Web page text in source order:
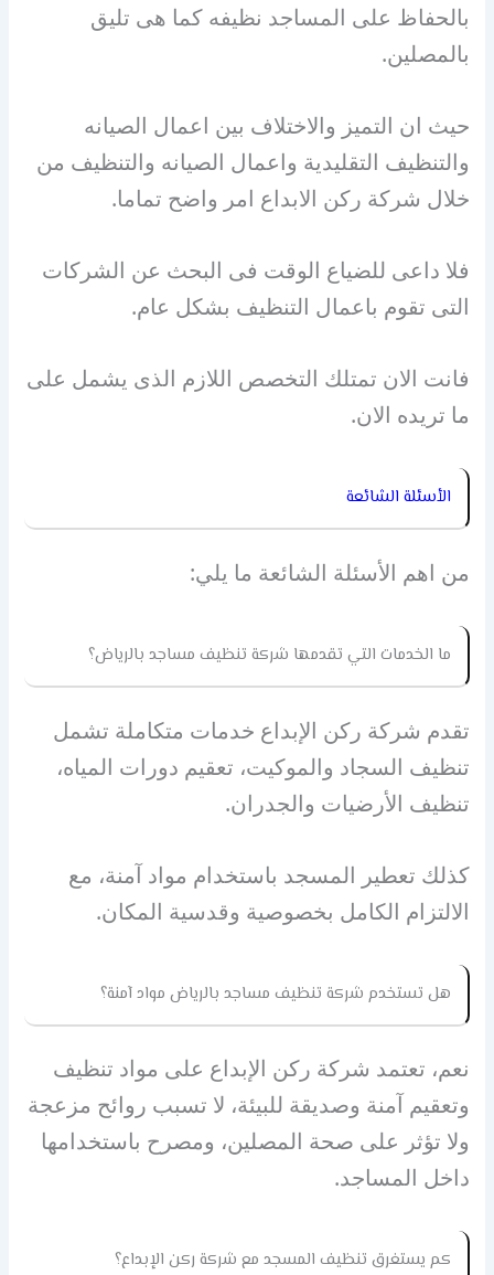
بالحفاظ على المساجد نظيفه كما هى تليق
بالمصلين.
حيث ان التميز والاختلاف بين اعمال الصيانه
والتنظيف التقليدية واعمال الصيانه والتنظيف من
خلال شركة ركن الابداع امر واضح تماما.
فلا داعى للضياع الوقت فى البحث عن الشركات
التى تقوم باعمال التنظيف بشكل عام.
فانت الان تمتلك التخصص اللازم الذى يشمل على
ما تريده الان.
الأسئلة الشائعة
من اهم الأسئلة الشائعة ما يلي:
ما الخدمات التي تقدمها شركة تنظيف مساجد بالرياض؟
تقدم شركة ركن الإبداع خدمات متكاملة تشمل
تنظيف السجاد والموكيت، تعقيم دورات المياه،
تنظيف الأرضيات والجدران.
كذلك تعطير المسجد باستخدام مواد آمنة، مع
الالتزام الكامل بخصوصية وقدسية المكان.
هل تستخدم شركة تنظيف مساجد بالرياض مواد آمنة؟
نعم، تعتمد شركة ركن الإبداع على مواد تنظيف
وتعقيم آمنة وصديقة للبيئة، لا تسبب روائح مزعجة
ولا تؤثر على صحة المصلين، ومصرح باستخدامها
داخل المساجد.
كم يستغرق تنظيف المسجد مع شركة ركن الإبداع؟